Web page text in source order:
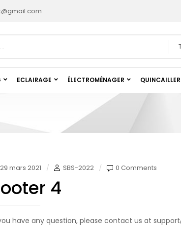
ECLAIRAGE ÉLECTROMÉNAGER
29 mars 2021 SBS-2022 0 Comments
4
have any question, please contact us at